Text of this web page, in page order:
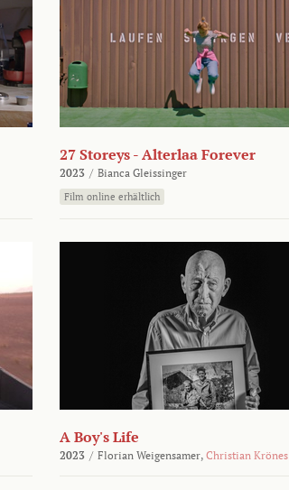
27 Storeys - Alterlaa Forever
2023 / Bianca Gleissinger
Film online erhältlich
A Boy's Life
2023 / Florian Weigensamer, Christian Krönes